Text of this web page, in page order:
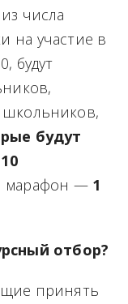
числа
на участие в
будут
будут
марафон — 1
отбор?
принять